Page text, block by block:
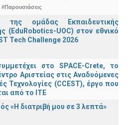
#Παρουσιάσεις
της ομάδας Εκπαιδευτικής
(EduRobotics-UOC) στον εθνικό
Tech Challenge 2026
στο SPACE-Crete, το
Αριστείας στις Αναδυόμενες
Τεχνολογίες (CCEST), έργο που
από το ΙΤΕ
«Η διατριβή μου σε 3 λεπτά»